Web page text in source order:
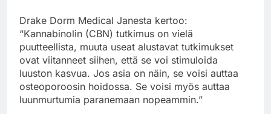
Drake Dorm Medical Janesta kertoo:
“Kannabinolin (CBN) tutkimus on vielä
puutteellista, muuta useat alustavat tutkimukset
ovat viitanneet siihen, että se voi stimuloida
luuston kasvua. Jos asia on näin, se voisi auttaa
osteoporoosin hoidossa. Se voisi myös auttaa
luunmurtumia paranemaan nopeammin.”